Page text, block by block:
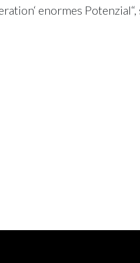
enormes Potenzial“,